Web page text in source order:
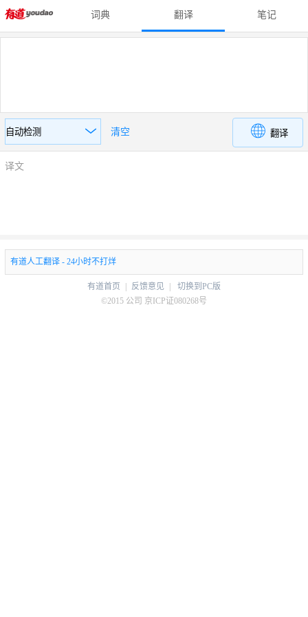
词典 翻译 笔记
清空
译文
有道人工翻译 - 24小时不打烊
有道首页 反馈意见
切换到PC版
©2015 公司 京ICP证080268号